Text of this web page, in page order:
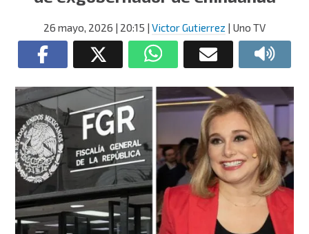
26 mayo, 2026 | 20:15 | Victor Gutierrez | Uno TV